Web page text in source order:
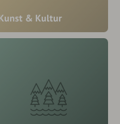
& Kultur